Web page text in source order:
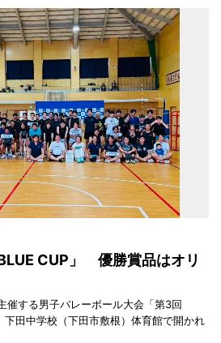
CUP」 優勝賞品はオリ
催する男子バレーボール大会「第3回
田中学校（下田市敷根）体育館で開かれ